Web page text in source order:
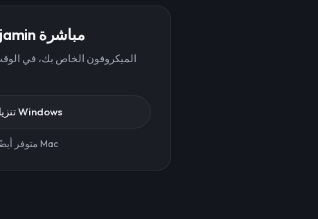
تحدث بصوت Benjamin مباشرة
الميكروفون الخاص بك، في
تنزيل لنظام Windows
متوفر أيضًا لنظام Mac